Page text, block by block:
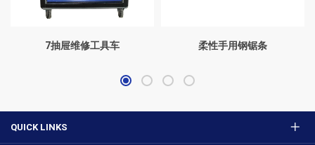
7抽屉维修工具车 柔性手用钢锯条
QUICK LINKS